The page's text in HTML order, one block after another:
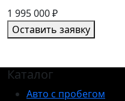
1 995 000₽
Оставить заявку
Каталог
Авто с пробегом